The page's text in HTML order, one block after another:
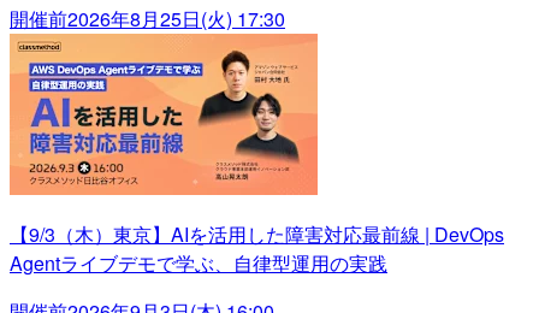
開催前2026年8月25日(火) 17:30
【9/3（木）東京】AIを活用した障害対応最前線 | DevOps
Agentライブデモで学ぶ、自律型運用の実践